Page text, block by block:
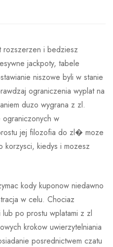
rozszerzen i bedziesz
jackpoty, tabele
niszowe byli w stanie
ograniczenia wyplat na
duzo wygrana z zl.
w
jej filozofia do zl� moze
korzysci, kiedys i mozesz
kody kuponow niedawno
w celu. Chociaz
lub po prostu wplatami z zl
krokow uwierzytelniania
posrednictwem czatu